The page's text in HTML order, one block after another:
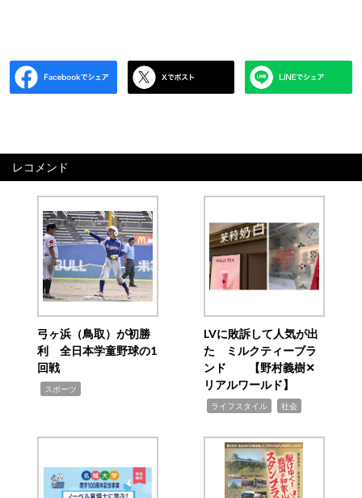
レコメンド
弓ヶ浜（鳥取）が初勝
利 全日本学童野球の1
回戦
スポーツ
LVに敗訴して人気が出
た ミルクティーブラ
ンド 【野村義樹✕
リアルワールド】
ライフスタイル 社会